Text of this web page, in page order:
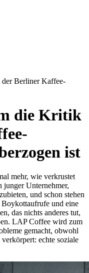
Berliner Kaffee-
die Kritik
ist
mehr, wie verkrustet
junger Unternehmer,
und schon stehen
und eine
das nichts anderes tut,
LAP Coffee wird zum
gemacht, obwohl
echte soziale